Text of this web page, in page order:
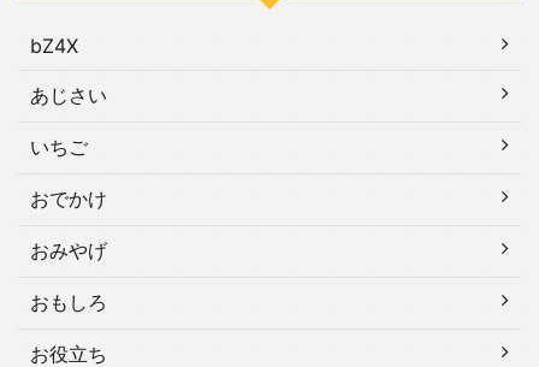
bZ4X
あじさい
いちご
おでかけ
おみやげ
おもしろ
お役立ち